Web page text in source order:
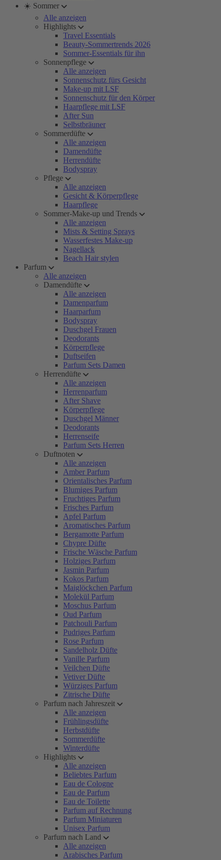
☀️ Sommer
Alle anzeigen
Highlights
Travel Essentials
Beauty-Sommertrends 2026
Sommer-Essentials für ihn
Sonnenpflege
Alle anzeigen
Sonnenschutz fürs Gesicht
Make-up mit LSF
Sonnenschutz für den Körper
Haarpflege mit LSF
After Sun
Selbstbräuner
Sommerdüfte
Alle anzeigen
Damendüfte
Herrendüfte
Bodyspray
Pflege
Alle anzeigen
Gesicht & Körperpflege
Haarpflege
Sommer-Make-up und Trends
Alle anzeigen
Mists & Setting Sprays
Wasserfestes Make-up
Nagellack
Beach Hair stylen
Parfum
Alle anzeigen
Damendüfte
Alle anzeigen
Damenparfum
Haarparfum
Bodyspray
Duschgel Frauen
Deodorants
Körperpflege
Duftseifen
Parfum Sets Damen
Herrendüfte
Alle anzeigen
Herrenparfum
After Shave
Körperpflege
Duschgel Männer
Deodorants
Herrenseife
Parfum Sets Herren
Duftnoten
Alle anzeigen
Amber Parfum
Orientalisches Parfum
Blumiges Parfum
Fruchtiges Parfum
Frisches Parfum
Apfel Parfum
Aromatisches Parfum
Bergamotte Parfum
Chypre Düfte
Frische Wäsche Parfum
Holziges Parfum
Jasmin Parfum
Kokos Parfum
Maiglöckchen Parfum
Molekül Parfum
Moschus Parfum
Oud Parfum
Patchouli Parfum
Pudriges Parfum
Rose Parfum
Sandelholz Düfte
Vanille Parfum
Veilchen Düfte
Vetiver Düfte
Würziges Parfum
Zitrische Düfte
Parfum nach Jahreszeit
Alle anzeigen
Frühlingsdüfte
Herbstdüfte
Sommerdüfte
Winterdüfte
Highlights
Alle anzeigen
Beliebtes Parfum
Eau de Cologne
Eau de Parfum
Eau de Toilette
Parfum auf Rechnung
Parfum Miniaturen
Unisex Parfum
Parfum nach Land
Alle anzeigen
Arabisches Parfum